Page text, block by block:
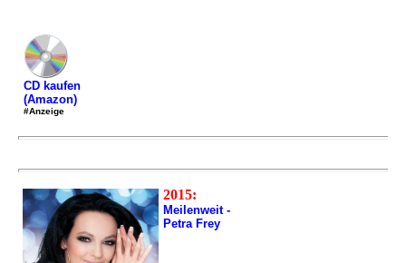
CD kaufen
(Amazon)
#Anzeige
2015:
Meilenweit -
Petra Frey